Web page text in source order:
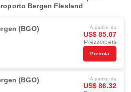
Bergen Flesland
(BGO) A partire da
US$ 85.07
Prezzo/pers
Prenota
(BGO) A partire da
US$ 86.32